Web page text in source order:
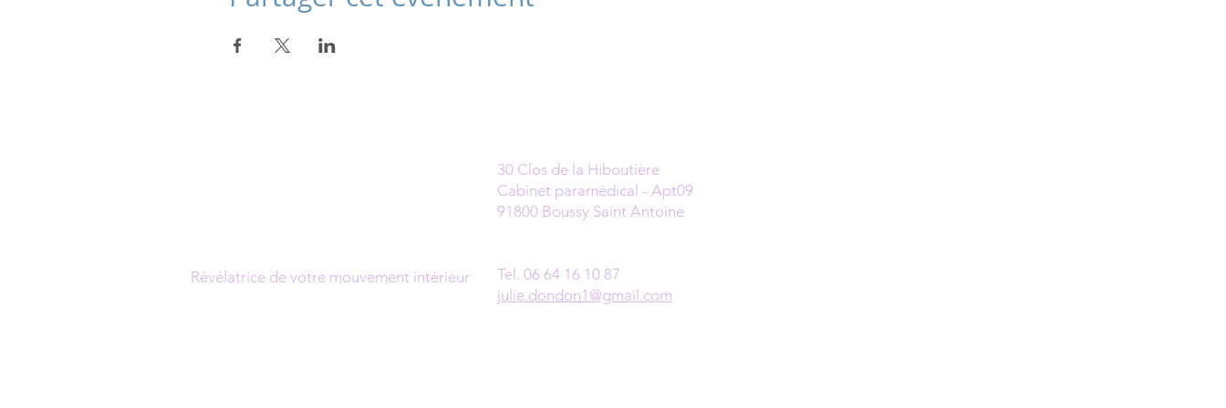
Révélatrice de votre mouvement intérieur
30 Clos de la Hiboutière
Cabinet paramédical - Apt09
91800 Boussy Saint Antoine
Tel. 06 64 16 10 87
julie.dondon1@gmail.com